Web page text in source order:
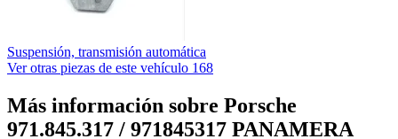
Suspensión, transmisión automática
Ver otras piezas de este vehículo 168
Más información sobre Porsche
971.845.317 / 971845317 PANAMERA